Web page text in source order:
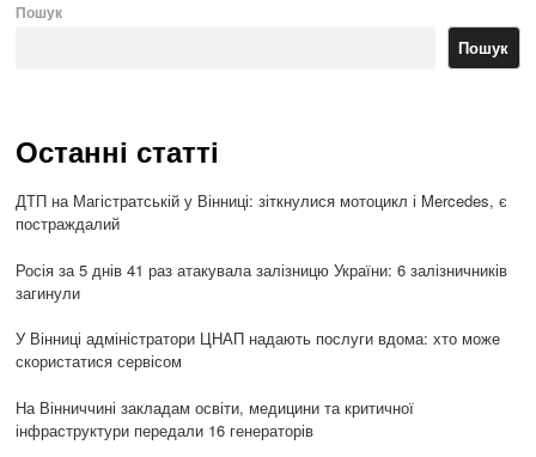
Пошук
Пошук
Останні статті
ДТП на Магістратській у Вінниці: зіткнулися мотоцикл і Mercedes, є
постраждалий
Росія за 5 днів 41 раз атакувала залізницю України: 6 залізничників
загинули
У Вінниці адміністратори ЦНАП надають послуги вдома: хто може
скористатися сервісом
На Вінниччині закладам освіти, медицини та критичної
інфраструктури передали 16 генераторів